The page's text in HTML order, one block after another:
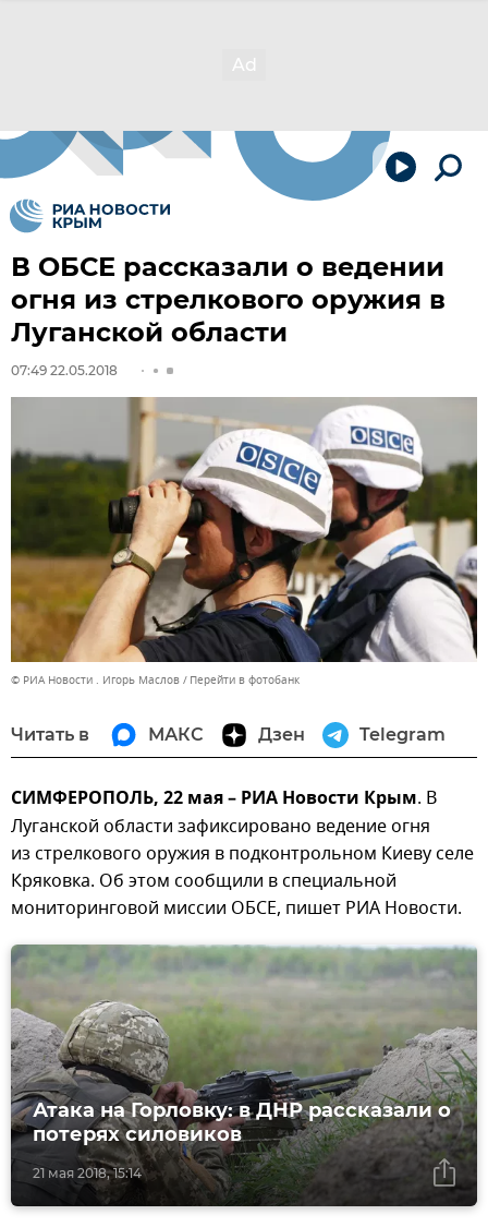
В ОБСЕ рассказали о ведении
огня из стрелкового оружия в
Луганской области
07:49 22.05.2018
© РИА Новости . Игорь Маслов Перейти в фотобанк
Читать в МАКС Дзен Telegram
СИМФЕРОПОЛЬ, 22 мая – РИА Новости Крым. В
Луганской области зафиксировано ведение огня
из стрелкового оружия в подконтрольном Киеву селе
Кряковка. Об этом сообщили в специальной
мониторинговой миссии ОБСЕ, пишет РИА Новости.
21 мая 2018, 15:14
Атака на Горловку: в ДНР рассказали о
потерях силовиков